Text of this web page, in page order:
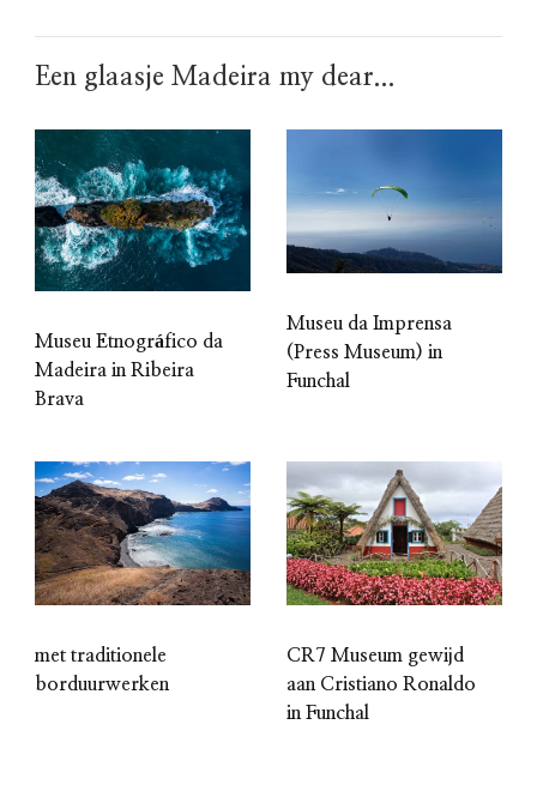
Een glaasje Madeira my dear...
Museu Etnográfico da
Madeira in Ribeira
Brava
Museu da Imprensa
(Press Museum) in
Funchal
met traditionele
borduurwerken
CR7 Museum gewijd
aan Cristiano Ronaldo
in Funchal